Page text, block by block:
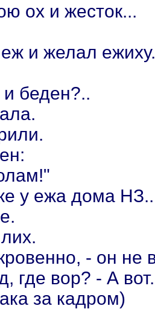
ох и жесток...
и желал ежиху.
беден?..
у ежа дома
- он не
где вор? - А вот.
за кадром)